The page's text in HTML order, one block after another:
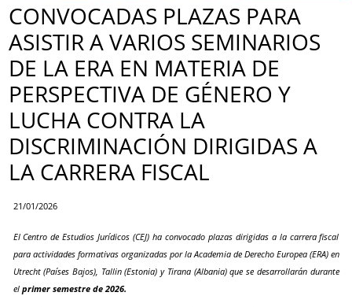
CONVOCADAS PLAZAS PARA
ASISTIR A VARIOS SEMINARIOS
DE LA ERA EN MATERIA DE
PERSPECTIVA DE GÉNERO Y
LUCHA CONTRA LA
DISCRIMINACIÓN DIRIGIDAS A
LA CARRERA FISCAL
21/01/2026
El Centro de Estudios Jurídicos (CEJ) ha convocado plazas dirigidas a la carrera fiscal
para actividades formativas organizadas por la Academia de Derecho Europea (ERA) en
Utrecht (Países Bajos), Tallin (Estonia) y Tirana (Albania) que se desarrollarán durante
el primer semestre de 2026.